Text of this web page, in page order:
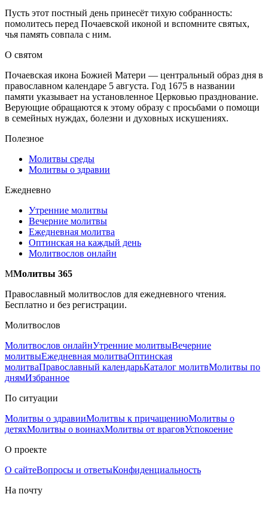
Пусть этот постный день принесёт тихую собранность:
помолитесь перед Почаевской иконой и вспомните святых,
чья память совпала с ним.
О святом
Почаевская икона Божией Матери — центральный образ дня в
православном календаре 5 августа. Год 1675 в названии
памяти указывает на установленное Церковью празднование.
Верующие обращаются к этому образу с просьбами о помощи
в семейных нуждах, болезни и духовных искушениях.
Полезное
Молитвы среды
Молитвы о здравии
Ежедневно
Утренние молитвы
Вечерние молитвы
Ежедневная молитва
Оптинская на каждый день
Молитвослов онлайн
ММолитвы 365
Православный молитвослов для ежедневного чтения.
Бесплатно и без регистрации.
Молитвослов
Молитвослов онлайнУтренние молитвыВечерние
молитвыЕжедневная молитваОптинская
молитваПравославный календарьКаталог молитвМолитвы по
днямИзбранное
По ситуации
Молитвы о здравииМолитвы к причащениюМолитвы о
детяхМолитвы о воинахМолитвы от враговУспокоение
О проекте
О сайтеВопросы и ответыКонфиденциальность
На почту